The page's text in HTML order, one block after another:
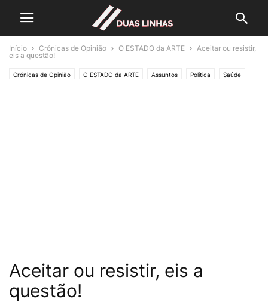
Início Crónicas de Opinião O ESTADO da ARTE
Aceitar ou resistir,
eis a questão!
Crónicas de Opinião O ESTADO da ARTE Assuntos Política Saúde
Aceitar ou resistir, eis a
questão!